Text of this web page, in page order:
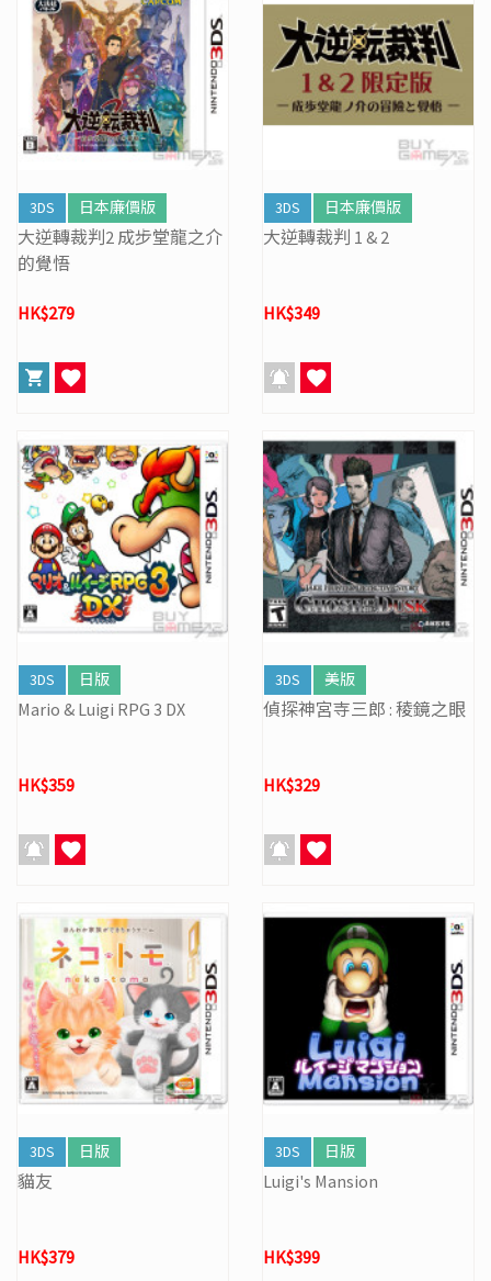
3DS 日本廉價版
大逆轉裁判2 成步堂龍之介
的覺悟
HK$279
3DS 日本廉價版
大逆轉裁判 1 & 2
HK$349
3DS 日版
Mario & Luigi RPG 3 DX
HK$359
3DS 美版
偵探神宮寺三郎 : 稜鏡之眼
HK$329
3DS 日版
貓友
HK$379
3DS 日版
Luigi's Mansion
HK$399